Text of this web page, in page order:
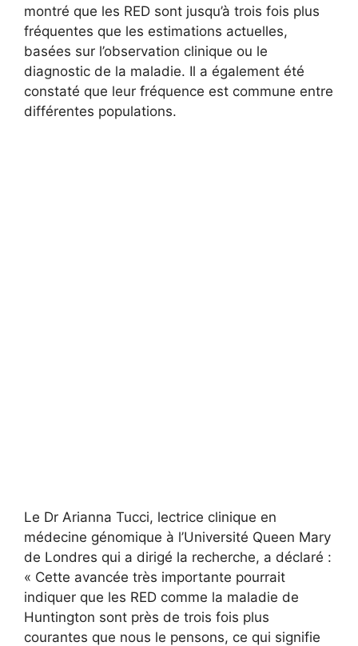
montré que les RED sont jusqu’à trois fois plus
fréquentes que les estimations actuelles,
basées sur l’observation clinique ou le
diagnostic de la maladie. Il a également été
constaté que leur fréquence est commune entre
différentes populations.
Le Dr Arianna Tucci, lectrice clinique en
médecine génomique à l’Université Queen Mary
de Londres qui a dirigé la recherche, a déclaré :
« Cette avancée très importante pourrait
indiquer que les RED comme la maladie de
Huntington sont près de trois fois plus
courantes que nous le pensons, ce qui signifie